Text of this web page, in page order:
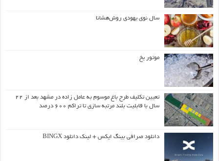
سال نوی یهودی روش‌هشانا
موتور یخ
تعیین تکلیف طرح باغ موسوم به عامل زاده در مشهد بعد از ۲۲
سال با قابلیت بلند مرتبه سازی تا تراکم ۶۰۰ درصد
دانلود صرافی بینگ ایکس + لینک دانلود BINGX